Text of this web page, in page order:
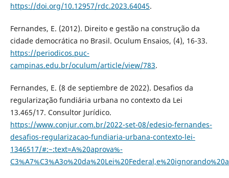
https://doi.org/10.12957/rdc.2023.64045.
Fernandes, E. (2012). Direito e gestão na construção da
cidade democrática no Brasil. Oculum Ensaios, (4), 16-33.
https://periodicos.puc-
campinas.edu.br/oculum/article/view/783.
Fernandes, E. (8 de septiembre de 2022). Desafios da
regularização fundiária urbana no contexto da Lei
13.465/17. Consultor Jurídico.
https://www.conjur.com.br/2022-set-08/edesio-fernandes-
desafios-regularizacao-fundiaria-urbana-contexto-lei-
1346517/#:~:text=A%20aprova%-